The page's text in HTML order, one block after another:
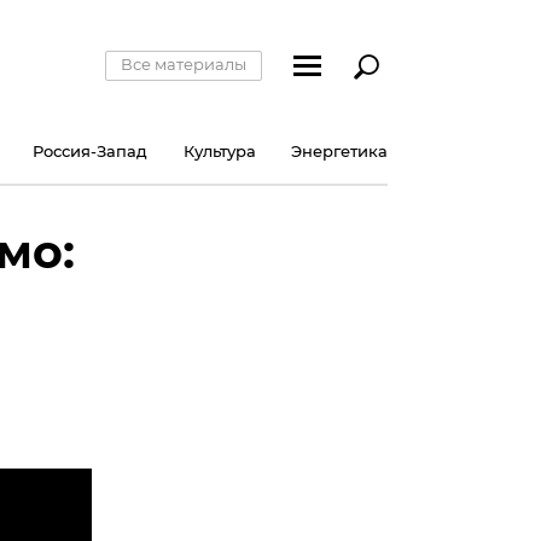
Все материалы
Россия-Запад Культура Энергетика